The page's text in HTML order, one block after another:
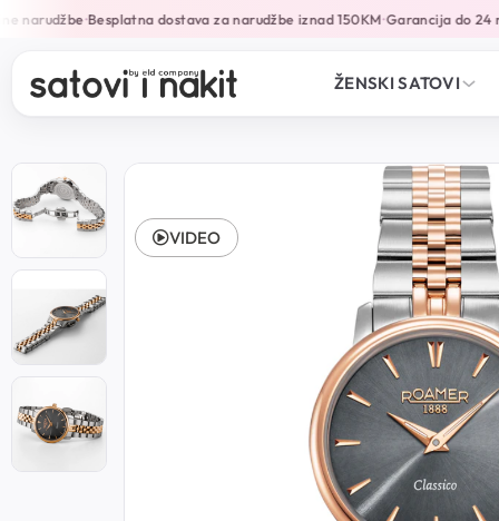
narudžbe•Besplatna dostava za narudžbe iznad 150KM•Garancija do 24
ŽENSKI SATOVI
VIDEO